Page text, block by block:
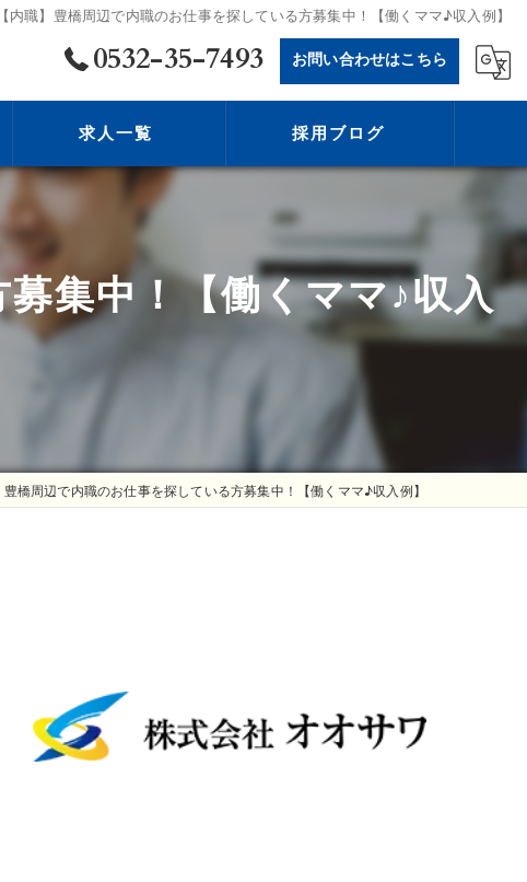
【内職】豊橋周辺で内職のお仕事を探している方募集中！【働くママ♪収入例】
0532-35-7493 お問い合わせはこちら
求人一覧 採用ブログ
集中！【働くママ♪収入
豊橋周辺で内職のお仕事を探している方募集中！【働くママ♪収入例】